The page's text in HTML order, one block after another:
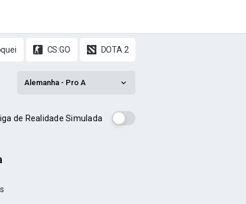
CS:GO DOTA 2
Alemanha - Pro A
de Realidade Simulada